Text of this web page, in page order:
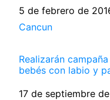
Fecha
5 de febrero de
Respecto a
Cancun
Realizarán
bebés con labio y
Fecha
17 de septiembre